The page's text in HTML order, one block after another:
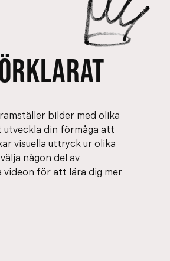
bilder med olika
utveckla din förmåga att
visuella uttryck ur olika
någon del av
videon för att lära dig mer